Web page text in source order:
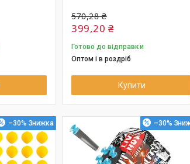
570,28 ₴
399,20 ₴
Готово до відправки
Оптом і в роздріб
Купити
–30% –30%